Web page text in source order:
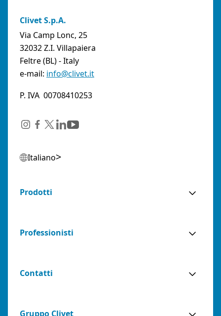
Clivet S.p.A.
Via Camp Lonc, 25
32032 Z.I. Villapaiera
Feltre (BL) - Italy
e-mail: info@clivet.it
P. IVA 00708410253
Italiano
Prodotti
Professionisti
Contatti
Gruppo Clivet